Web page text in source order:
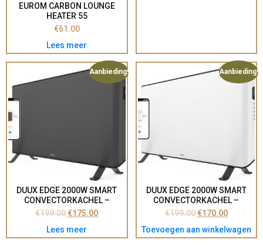
EUROM CARBON LOUNGE
HEATER 55
€61.00
Lees meer
Aanbieding!
DUUX EDGE 2000W SMART
CONVECTORKACHEL –
ELEKTRISCHE KACHEL –
ELEKTRISCHE VERWARMING
BADKAMER, WOONKAMER,
KANTOOR – GRIJS
€199.00 €175.00
Lees meer
Aanbieding!
DUUX EDGE 2000W SMART
CONVECTORKACHEL –
ELEKTRISCHE KACHEL –
ELEKTRISCHE VERWARMING
BADKAMER, WOONKAMER,
KANTOOR – WIT
€199.00 €170.00
Toevoegen aan winkelwagen